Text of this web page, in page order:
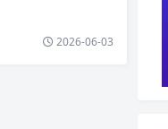
2026-06-03